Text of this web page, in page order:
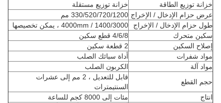
خزانة توزيع الطاقة
خزانة توزيع مستقلة
عرض حزام الإدخال / الإخراج 330/520/720/1200 مم
طول حزام الإدخال / الإخراج
1400/3000 / 4000mm ، يمكن تخصيصها
سكين متحرك
4/6/8 قطع سكين
إصلاح السكين
2 قطعة سكين
مواد شفرات
أداة سبائك الصلب
مواد آلة
الكربون الصلب
حجم القطع
قابل للتعديل ، 2 مم إلى عشرات
السنتيمترات
انتاج
مئات إلى 8000 كجم للساعة